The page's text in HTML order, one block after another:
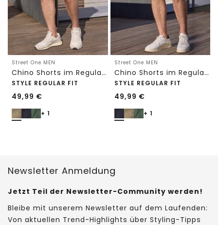
Street One MEN
Chino Shorts im Regular Fit mit Flexbund
STYLE REGULAR FIT
49,99 €
+ 1
Street One MEN
Chino Shorts im Regular Fit mit Flexbund
STYLE REGULAR FIT
49,99 €
+ 1
Newsletter Anmeldung
Jetzt Teil der Newsletter-Community werden!
Bleibe mit unserem Newsletter auf dem Laufenden:
Von aktuellen Trend-Highlights über Styling-Tipps